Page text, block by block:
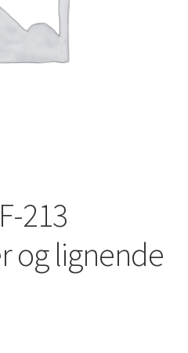
213
og lignende